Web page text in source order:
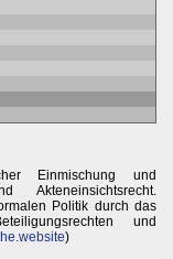
Einmischung und
Akteneinsichtsrecht.
Politik durch das
und
)